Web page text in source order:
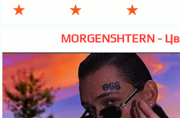
★ ★ ★
MORGENSHTERN -